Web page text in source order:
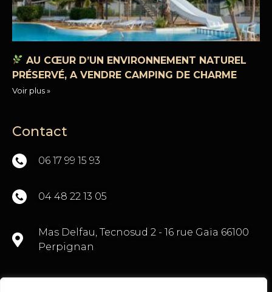
AU CŒUR D’UN ENVIRONNEMENT NATUREL
PRÉSERVÉ, A VENDRE CAMPING DE CHARME
Voir plus »
Contact
06 17 99 15 93
04 48 22 13 05
Mas Delfau, Tecnosud 2 - 16 rue Gaïa 66100
Perpignan